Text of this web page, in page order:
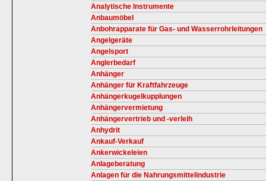
Analytische Instrumente
Anbaumöbel
Anbohrapparate für Gas- und Wasserrohrleitungen
Angelgeräte
Angelsport
Anglerbedarf
Anhänger
Anhänger für Kraftfahrzeuge
Anhängerkugelkupplungen
Anhängervermietung
Anhängervertrieb und -verleih
Anhydrit
Ankauf-Verkauf
Ankerwickeleien
Anlageberatung
Anlagen für die Nahrungsmittelindustrie